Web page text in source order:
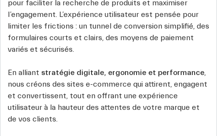
pour faciliter la recherche de produits et maximiser
l’engagement. L’expérience utilisateur est pensée pour
limiter les frictions : un tunnel de conversion simplifié, des
formulaires courts et clairs, des moyens de paiement
variés et sécurisés.
En alliant stratégie digitale, ergonomie et performance,
nous créons des sites e-commerce qui attirent, engagent
et convertissent, tout en offrant une expérience
utilisateur à la hauteur des attentes de votre marque et
de vos clients.